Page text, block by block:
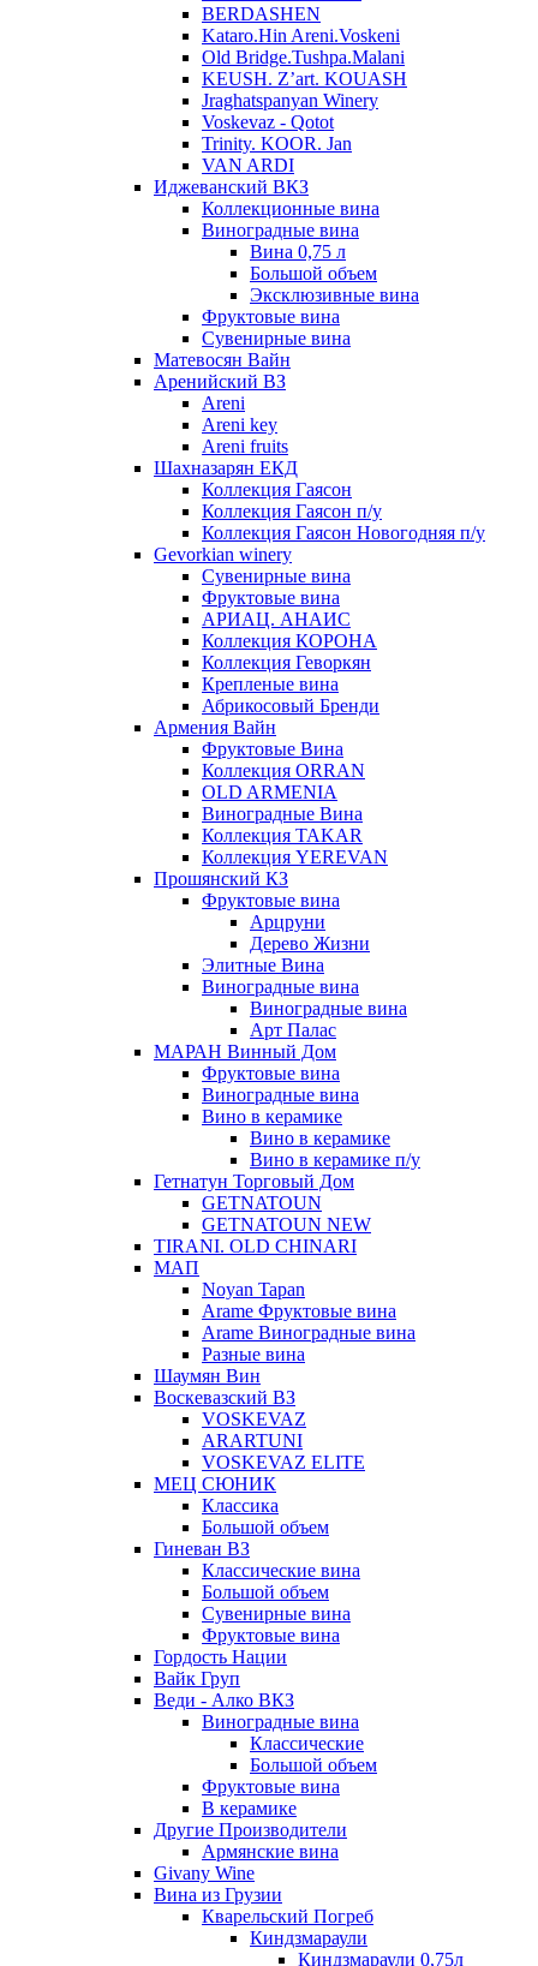
BERDASHEN
Kataro.Hin Areni.Voskeni
Old Bridge.Tushpa.Malani
KEUSH. Z’art. KOUASH
Jraghatspanyan Winery
Voskevaz - Qotot
Trinity. KOOR. Jan
VAN ARDI
Иджеванский ВКЗ
Коллекционные вина
Виноградные вина
Вина 0,75 л
Большой объем
Эксклюзивные вина
Фруктовые вина
Cувенирные вина
Матевосян Вайн
Аренийский ВЗ
Areni
Areni key
Areni fruits
Шахназарян ЕКД
Коллекция Гаясон
Коллекция Гаясон п/у
Коллекция Гаясон Новогодняя п/у
Gevorkian winery
Сувенирные вина
Фруктовые вина
АРИАЦ. АНАИС
Коллекция КОРОНА
Коллекция Геворкян
Крепленые вина
Абрикосовый Бренди
Армения Вайн
Фруктовые Вина
Коллекция ORRAN
OLD ARMENIA
Виноградные Вина
Коллекция TAKAR
Коллекция YEREVAN
Прошянский КЗ
Фруктовые вина
Арцруни
Дерево Жизни
Элитные Вина
Виноградные вина
Виноградные вина
Арт Палас
МАРАН Винный Дом
Фруктовые вина
Виноградные вина
Вино в керамике
Вино в керамике
Вино в керамике п/у
Гетнатун Торговый Дом
GETNATOUN
GETNATOUN NEW
TIRANI. OLD CHINARI
МАП
Noyan Tapan
Arame Фруктовые вина
Arame Виноградные вина
Разные вина
Шаумян Вин
Воскевазский ВЗ
VOSKEVAZ
ARARTUNI
VOSKEVAZ ELITE
МЕЦ СЮНИК
Классика
Большой объем
Гиневан ВЗ
Классические вина
Большой объем
Сувенирные вина
Фруктовые вина
Гордость Нации
Вайк Груп
Веди - Алко ВКЗ
Виноградные вина
Классические
Большой объем
Фруктовые вина
В керамике
Другие Производители
Армянские вина
Givany Wine
Вина из Грузии
Кварельский Погреб
Киндзмараули
Киндзмараули 0,75л